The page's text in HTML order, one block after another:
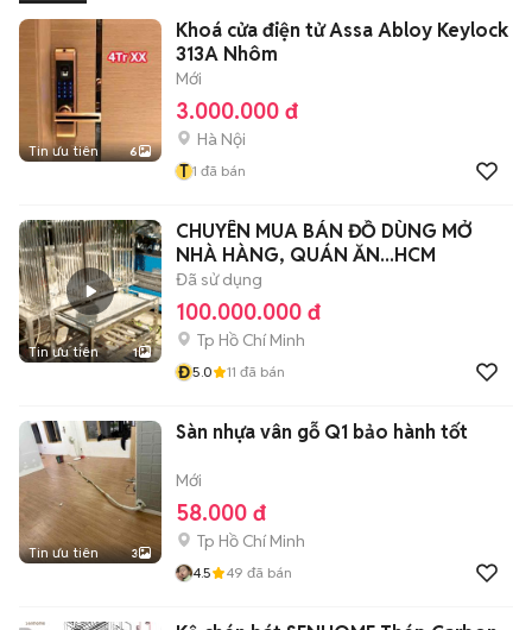
Tin ưu tiên 6
Khoá cửa điện tử Assa Abloy Keylock
313A Nhôm
Mới
3.000.000 đ
Hà Nội
T 1 đã bán
Tin ưu tiên 1
CHUYÊN MUA BÁN ĐỒ DÙNG MỞ
NHÀ HÀNG, QUÁN ĂN...HCM
Đã sử dụng
100.000.000 đ
Tp Hồ Chí Minh
Đ5.0 11 đã bán
Tin ưu tiên 3
Sàn nhựa vân gỗ Q1 bảo hành tốt
Mới
58.000 đ
Tp Hồ Chí Minh
4.5 49 đã bán